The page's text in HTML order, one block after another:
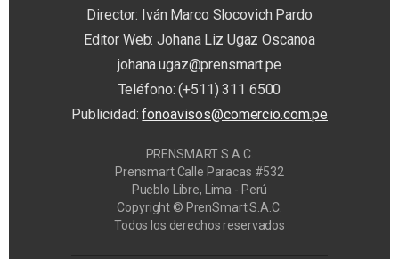
Director: Iván Marco Slocovich Pardo
Editor Web: Johana Liz Ugaz Oscanoa
johana.ugaz@prensmart.pe
Teléfono: (+511) 311 6500
Publicidad:fonoavisos@comercio.com.pe
PRENSMART S.A.C.
Prensmart Calle Paracas #532
Pueblo Libre, Lima - Perú
Copyright © PrenSmart S.A.C.
Todos los derechos reservados